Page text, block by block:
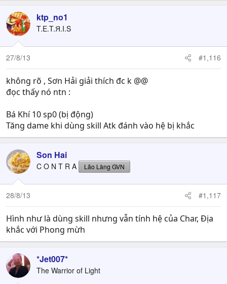
ktp_no1
T.E.T.Я.I.S
27/8/13 #1,116
không rõ , Sơn Hải giải thích đc k @@
đọc thấy nó ntn :
Bá Khí 10 sp0 (bị động)
Tăng dame khi dùng skill Atk đánh vào hệ bị khắc
Son Hai
C O N T R A Lão Làng GVN
28/8/13 #1,117
Hình như là dùng skill nhưng vẫn tính hệ của Char, Địa
khắc với Phong mừh
*Jet007*
The Warrior of Light